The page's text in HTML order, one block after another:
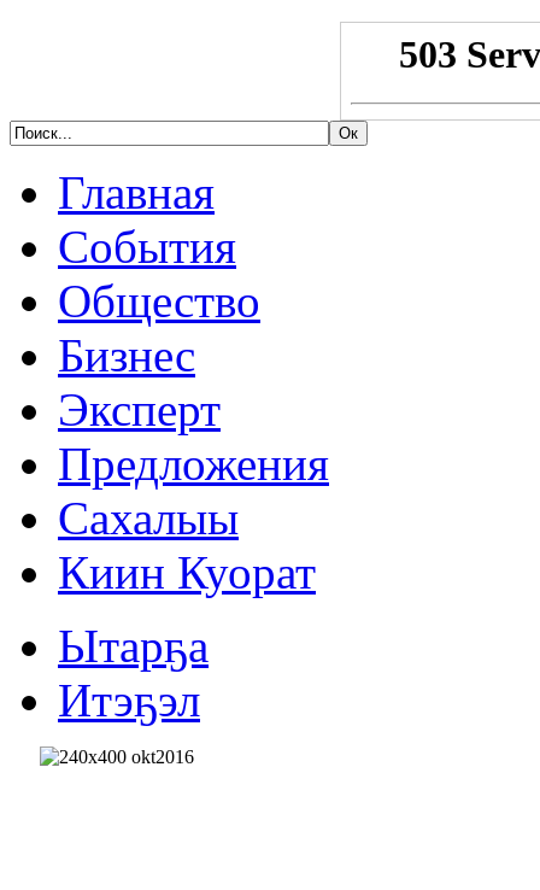
Главная
События
Общество
Бизнес
Эксперт
Предложения
Сахалыы
Киин Куорат
Ытарҕа
Итэҕэл